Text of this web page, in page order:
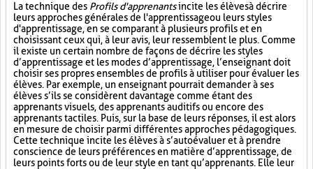
La technique des Profils d'apprenantsincite les élèves à décrire
leurs approches générales de l'apprentissage ou leurs styles
d'apprentissage, en se comparant à plusieurs profils et en
choisissant ceux qui, à leur avis, leur ressemblent le plus. Comme
il existe un certain nombre de façons de décrire les styles
d’apprentissage et les modes d’apprentissage, l’enseignant doit
choisir ses propres ensembles de profils à utiliser pour évaluer les
élèves. Par exemple, un enseignant pourrait demander à ses
élèves s’ils se considèrent davantage comme étant des
apprenants visuels, des apprenants auditifs ou encore des
apprenants tactiles. Puis, sur la base de leurs réponses, il est alors
en mesure de choisir parmi différentes approches pédagogiques.
Cette technique incite les élèves à s’autoévaluer et à prendre
conscience de leurs préférences en matière d’apprentissage, de
leurs points forts ou de leur style en tant qu’apprenants. Elle leur